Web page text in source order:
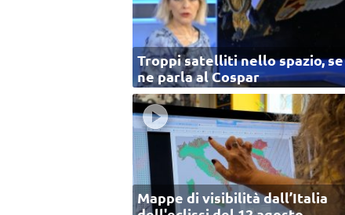
Troppi satelliti nello spazio, se
ne parla al Cospar
Mappe di visibilità dall’Italia